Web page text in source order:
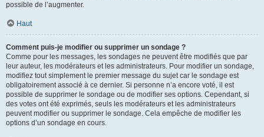
possible de l’augmenter.
Haut
Comment puis-je modifier ou supprimer un sondage ?
Comme pour les messages, les sondages ne peuvent être modifiés que par
leur auteur, les modérateurs et les administrateurs. Pour modifier un sondage,
modifiez tout simplement le premier message du sujet car le sondage est
obligatoirement associé à ce dernier. Si personne n’a encore voté, il est
possible de supprimer le sondage ou de modifier ses options. Cependant, si
des votes ont été exprimés, seuls les modérateurs et les administrateurs
peuvent modifier ou supprimer le sondage. Cela empêche de modifier les
options d’un sondage en cours.